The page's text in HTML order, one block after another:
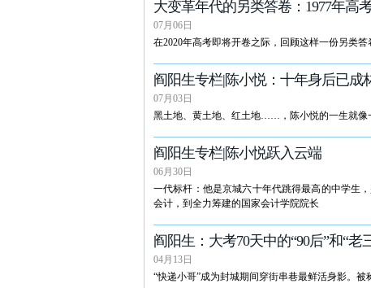
大变革年代的另类答卷：1977年高
07月06日
在2020年高考即将开卷之际，回顾这样一份另类
阎阳生专栏|陈小悦：十年身后已成
07月03日
黑土地、黄土地、红土地……，陈小悦的一生就
阎阳生专栏|陈小悦跃入云端
06月30日
一代标杆：他是京城六十年代跳得最高的中学生
会计，到全力筹建的国家会计学院院长
阎阳生：大考70天中的“90后”和“老
04月13日
“快递小哥”成为封城期间穿街串巷最鲜活身影。